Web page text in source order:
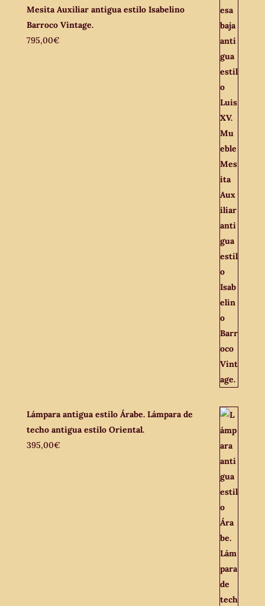
Mesita Auxiliar antigua estilo Isabelino
Barroco Vintage.
795,00€
Lámpara antigua estilo Árabe. Lámpara de
techo antigua estilo Oriental.
395,00€